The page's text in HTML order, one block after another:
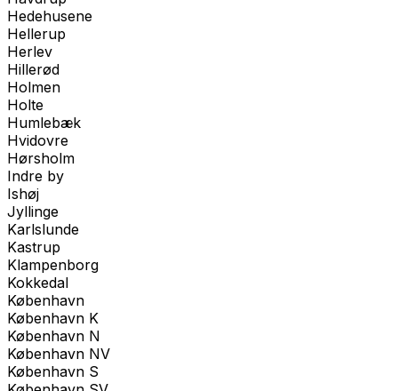
Hedehusene
Hellerup
Herlev
Hillerød
Holmen
Holte
Humlebæk
Hvidovre
Hørsholm
Indre by
Ishøj
Jyllinge
Karlslunde
Kastrup
Klampenborg
Kokkedal
København
København K
København N
København NV
København S